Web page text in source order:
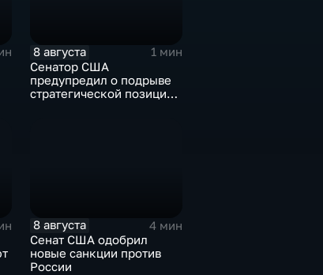
8 августа
1 мин
Сенатор США
предупредил о подрыве
стратегической позиции
8 августа
4 мин
Сенат США одобрил
новые санкции против
России